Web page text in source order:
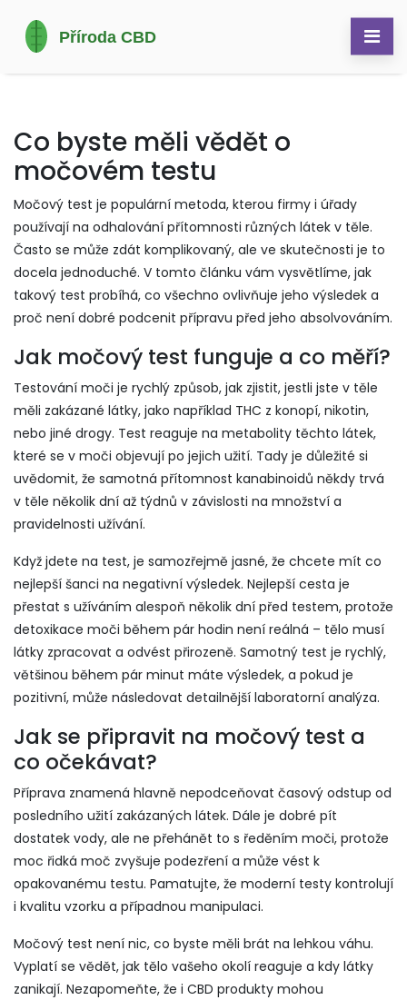
Co byste měli vědět o
močovém testu
Močový test je populární metoda, kterou firmy i úřady
používají na odhalování přítomnosti různých látek v těle.
Často se může zdát komplikovaný, ale ve skutečnosti je to
docela jednoduché. V tomto článku vám vysvětlíme, jak
takový test probíhá, co všechno ovlivňuje jeho výsledek a
proč není dobré podcenit přípravu před jeho absolvováním.
Jak močový test funguje a co měří?
Testování moči je rychlý způsob, jak zjistit, jestli jste v těle
měli zakázané látky, jako například THC z konopí, nikotin,
nebo jiné drogy. Test reaguje na metabolity těchto látek,
které se v moči objevují po jejich užití. Tady je důležité si
uvědomit, že samotná přítomnost kanabinoidů někdy trvá
v těle několik dní až týdnů v závislosti na množství a
pravidelnosti užívání.
Když jdete na test, je samozřejmě jasné, že chcete mít co
nejlepší šanci na negativní výsledek. Nejlepší cesta je
přestat s užíváním alespoň několik dní před testem, protože
detoxikace moči během pár hodin není reálná – tělo musí
látky zpracovat a odvést přirozeně. Samotný test je rychlý,
většinou během pár minut máte výsledek, a pokud je
pozitivní, může následovat detailnější laboratorní analýza.
Jak se připravit na močový test a
co očekávat?
Příprava znamená hlavně nepodceňovat časový odstup od
posledního užití zakázaných látek. Dále je dobré pít
dostatek vody, ale ne přehánět to s ředěním moči, protože
moc řidká moč zvyšuje podezření a může vést k
opakovanému testu. Pamatujte, že moderní testy kontrolují
i kvalitu vzorku a případnou manipulaci.
Močový test není nic, co byste měli brát na lehkou váhu.
Vyplatí se vědět, jak tělo vašeho okolí reaguje a kdy látky
zanikají. Nezapomeňte, že i CBD produkty mohou